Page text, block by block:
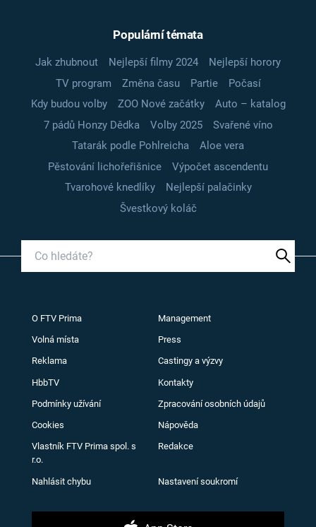
Populární témata
Jak zhubnout Nejlepší filmy 2024
Nejlepší horory
TV program
Změna času Partie
Počasí
Kdy budou volby
ZOO Nové začátky
Auto – katalog
7 pádů Honzy Dědka
Volby 2025
Svařené víno
Tatarák podle Pohlreicha
Aloe vera
Pěstování lichořeřišnice
Výpočet ascendentu
Tvarohové knedlíky
Nejlepší palačinky
Švestkový koláč
O FTV Prima Management
Volná místa Press
Reklama Castingy a výzvy
HbbTV Kontakty
Podmínky užívání Zpracování osobních údajů
Cookies Nápověda
Vlastník FTV Prima spol. s
r.o.
Redakce
Nahlásit chybu Nastavení soukromí